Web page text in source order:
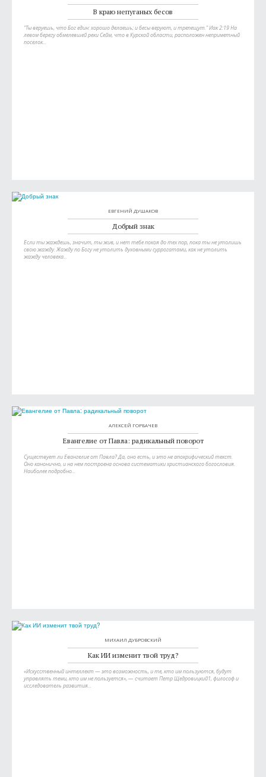
В краю непуганых бесов
"Ты веруешь, что Бог един: хорошо делаешь; и бесы веруют, и трепещут." Иак 2:19 На
левом берегу обмелевшей реки Сейм, что в Курской области, расположен неприметный
поселок...
ЕВГЕНИЙ ДУШАКОВ
Добрый знак
Если ты жаждешь, значит, ты жив, и нет тебе покоя до тех пор, пока ты не утолишь
свою жажду. Жажду по Богу не утолить духовными суррогатами, как не утолить
жажду человека...
АЛЕКСЕЙ ГОРБАЧЕВ
Евангелие от Павла: радикальный поворот
Существует ли Евангелие от Павла? Да, оно есть, и это не апокрифический текст.
Оно канонично, и на нем построена основа систематики христианского богословия.
Наиболее подробно...
МИХАИЛ ДУБРОВСКИЙ
Как ИИ изменит твой труд?
«Искусственный интеллект — это возможность, и те, кто им пользуются, будут
управлять теми, кто им не пользуется», — считает Петр Щедровицкий1, философ и
исследователь развития...